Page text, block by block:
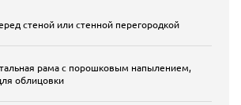
стеной или стенной перегородкой
рама с порошковым напылением,
облицовки